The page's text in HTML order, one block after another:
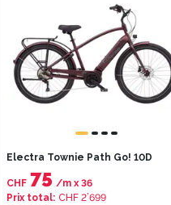
Electra Townie Path Go! 10D
CHF 75 /mx 36
Prix total: CHF 2’699